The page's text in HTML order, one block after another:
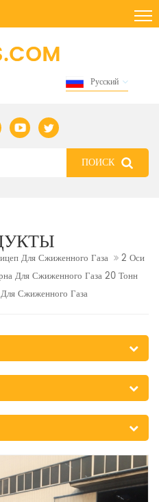
Русский
Для Сжиженного Газа
2 Оси
Для Сжиженного Газа 20 Тонн
Сжиженного Газа